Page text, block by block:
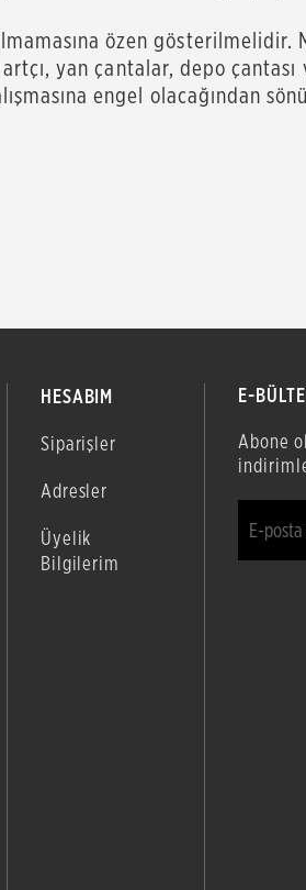
özen
yan çantalar, depo
engel olacağından
HESABIM
Siparişler
Adresler
Üyelik
Bilgilerim
E-
Abone